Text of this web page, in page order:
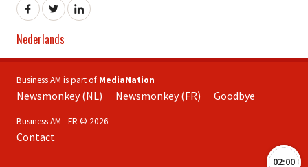
02:00
Nederlands
Business AM is part of MediaNation
Newsmonkey (NL) Newsmonkey (FR) Goodbye
Business AM - FR © 2026
Contact